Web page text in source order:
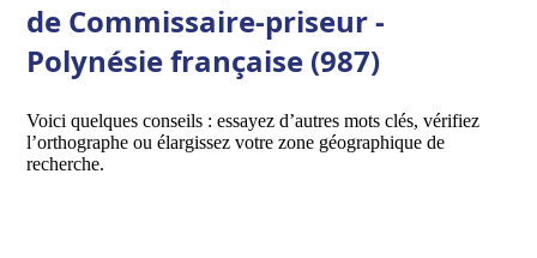
de Commissaire-priseur -
Polynésie française (987)
Voici quelques conseils : essayez d’autres mots clés, vérifiez
l’orthographe ou élargissez votre zone géographique de
recherche.